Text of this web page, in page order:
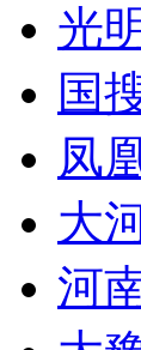
光
国
凤
大
河